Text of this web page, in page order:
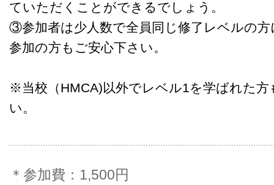
ていただくことができるでしょう。
③参加者は少人数で全員同じ修了レベルの
参加の方もご安心下さい。
※当校（HMCA)以外でレベル1を学ばれた
い。
＊参加費：1,500円